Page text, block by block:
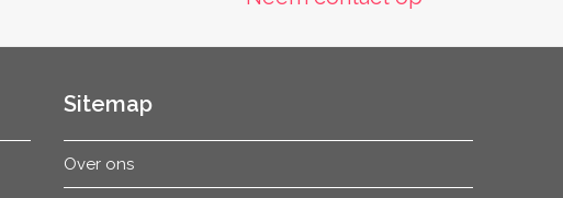
Sitemap
Over ons